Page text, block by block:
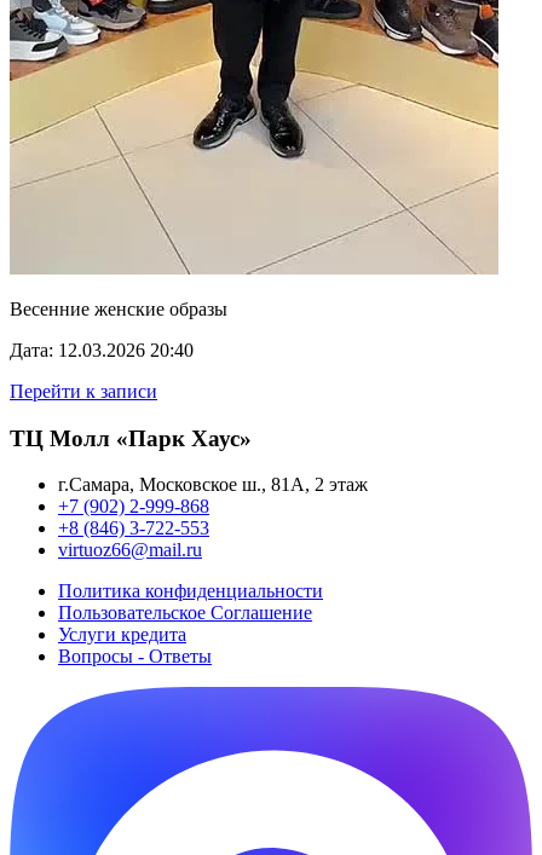
Весенние женские образы
Дата: 12.03.2026 20:40
Перейти к записи
ТЦ Молл «Парк Хаус»
г.Самара, Московское ш., 81А, 2 этаж
+7 (902) 2-999-868
+8 (846) 3-722-553
virtuoz66@mail.ru
Политика конфиденциальности
Пользовательское Cоглашение
Услуги кредита
Вопросы - Ответы